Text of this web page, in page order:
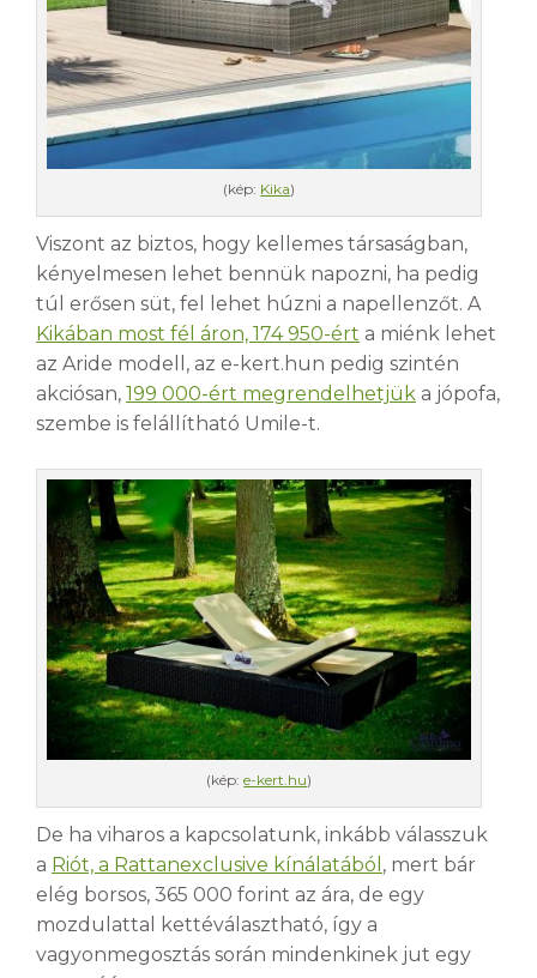
(kép: Kika)
Viszont az biztos, hogy kellemes társaságban,
kényelmesen lehet bennük napozni, ha pedig
túl erősen süt, fel lehet húzni a napellenzőt. A
Kikában most fél áron, 174 950-ért a miénk lehet
az Aride modell, az e-kert.hun pedig szintén
akciósan, 199 000-ért megrendelhetjük a jópofa,
szembe is felállítható Umile-t.
(kép:e-kert.hu)
De ha viharos a kapcsolatunk, inkább válasszuk
a Riót, a Rattanexclusive kínálatából , mert bár
elég borsos, 365 000 forint az ára, de egy
mozdulattal kettéválasztható, így a
vagyonmegosztás során mindenkinek jut egy